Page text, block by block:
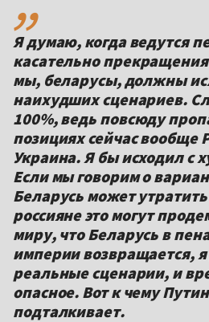
Я думаю, когда ведутся
касательно
мы, беларусы, должны
наихудших сценариев.
100%, ведь повсюду
позициях сейчас вообще
Украина. Я бы исходил с
Если мы говорим о
Беларусь может
россияне это могут
миру, что Беларусь в
империи возвращается,
реальные сценарии, и
опасное. Вот к чему
подталкивает.